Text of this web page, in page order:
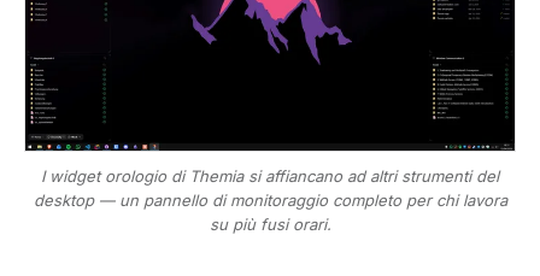
I widget orologio di Themia si affiancano ad altri strumenti del
desktop — un pannello di monitoraggio completo per chi lavora
su più fusi orari.